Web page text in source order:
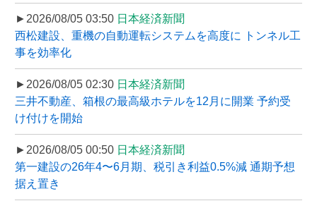
►2026/08/05 03:50 日本経済新聞
西松建設、重機の自動運転システムを高度に トンネル工
事を効率化
►2026/08/05 02:30 日本経済新聞
三井不動産、箱根の最高級ホテルを12月に開業 予約受
け付けを開始
►2026/08/05 00:50 日本経済新聞
第一建設の26年4〜6月期、税引き利益0.5%減 通期予想
据え置き